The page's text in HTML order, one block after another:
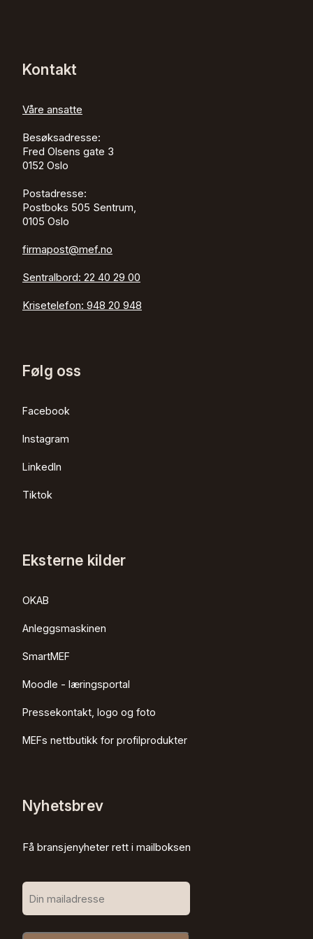
Kontakt
Våre ansatte
Besøksadresse:
Fred Olsens gate 3
0152 Oslo
Postadresse:
Postboks 505 Sentrum,
0105 Oslo
firmapost@mef.no
Sentralbord: 22 40 29 00
Krisetelefon: 948 20 948
Følg oss
Facebook
Instagram
LinkedIn
Tiktok
Eksterne kilder
OKAB
Anleggsmaskinen
SmartMEF
Moodle - læringsportal
Pressekontakt, logo og foto
MEFs nettbutikk for profilprodukter
Nyhetsbrev
Få bransjenyheter rett i mailboksen